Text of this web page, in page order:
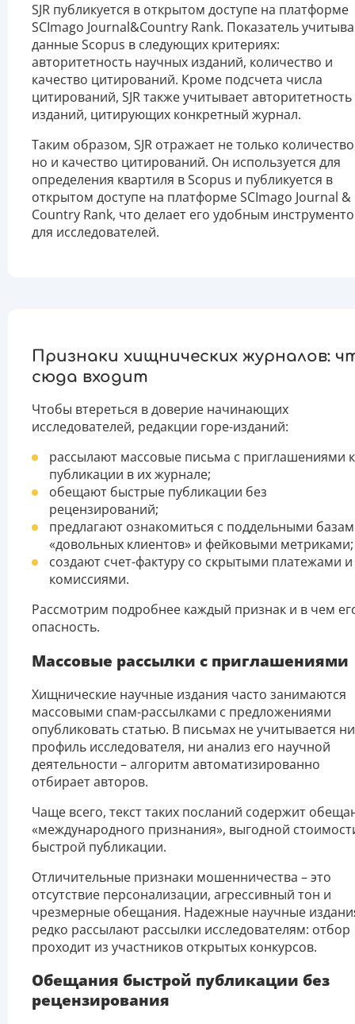
SJR публикуется в открытом доступе на платформе
SCImago Journal&Country Rank. Показатель
данные Scopus в следующих критериях:
авторитетность научных изданий, количество и
качество цитирований. Кроме подсчета числа
цитирований, SJR также учитывает авторитетность
изданий, цитирующих конкретный журнал.
Таким образом, SJR отражает не только
но и качество цитирований. Он используется для
определения квартиля в Scopus и публикуется в
открытом доступе на платформе SCImago Journal &
Country Rank, что делает его удобным
для исследователей.
Признаки хищнических журналов:
сюда входит
Чтобы втереться в доверие начинающих
исследователей, редакции горе-изданий:
рассылают массовые письма с приглашениями к
публикации в их журнале;
обещают быстрые публикации без
рецензирований;
предлагают ознакомиться с поддельными
«довольных клиентов» и фейковыми метриками;
создают счет-фактуру со скрытыми платежами и
комиссиями.
Рассмотрим подробнее каждый признак и в чем
опасность.
Массовые рассылки с приглашениями
Хищнические научные издания часто занимаются
массовыми спам-рассылками с предложениями
опубликовать статью. В письмах не учитывается ни
профиль исследователя, ни анализ его научной
деятельности – алгоритм автоматизированно
отбирает авторов.
Чаще всего, текст таких посланий содержит
«международного признания», выгодной
быстрой публикации.
Отличительные признаки мошенничества – это
отсутствие персонализации, агрессивный тон и
чрезмерные обещания. Надежные научные
редко рассылают рассылки исследователям: отбор
проходит из участников открытых конкурсов.
Обещания быстрой публикации без
рецензирования